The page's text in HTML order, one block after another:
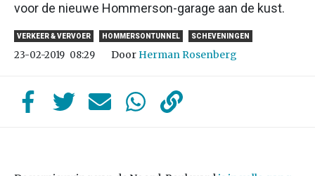
voor de nieuwe Hommerson-garage aan de kust.
VERKEER & VERVOER HOMMERSONTUNNEL SCHEVENINGEN
23-02-2019 08:29 Door Herman Rosenberg